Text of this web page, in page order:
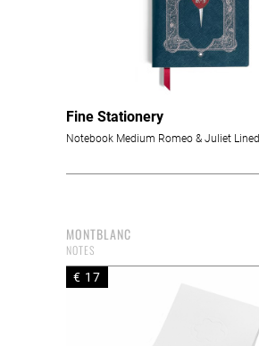
Fine Stationery
Notebook Medium Romeo & Juliet Lined
MONTBLANC
NOTES
€ 17